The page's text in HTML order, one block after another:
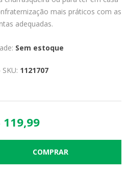
mais práticos com as
adequadas.
Sem estoque
1121707
119,99